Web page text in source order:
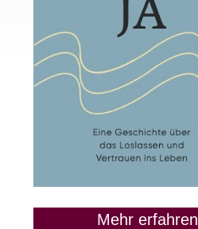
Mehr erfahren